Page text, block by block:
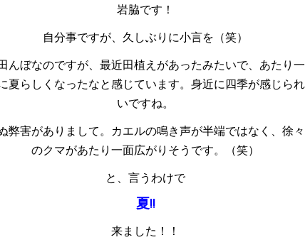
岩脇です！
自分事ですが、久しぶりに小言を（笑）
んぼなのですが、最近田植えがあったみたいで、あたり
夏らしくなったなと感じています。身近に四季が感じら
いですね。
弊害がありまして。カエルの鳴き声が半端ではなく、徐
のクマがあたり一面広がりそうです。（笑）
と、言うわけで
夏!!
来ました！！